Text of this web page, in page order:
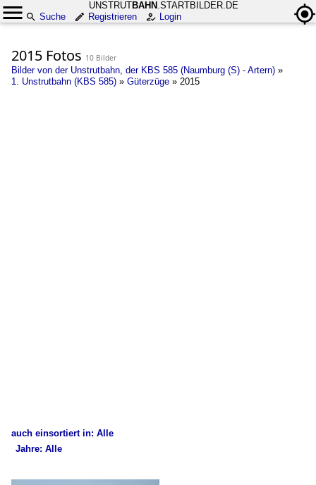
UNSTRUTBAHN .STARTBILDER.DE
Suche
Registrieren Login
2015 Fotos 10 Bilder
Bilder von der Unstrutbahn, der KBS 585 (Naumburg (S) - Artern) »
1. Unstrutbahn (KBS 585) » Güterzüge » 2015
auch einsortiert in: Alle
Jahre: Alle